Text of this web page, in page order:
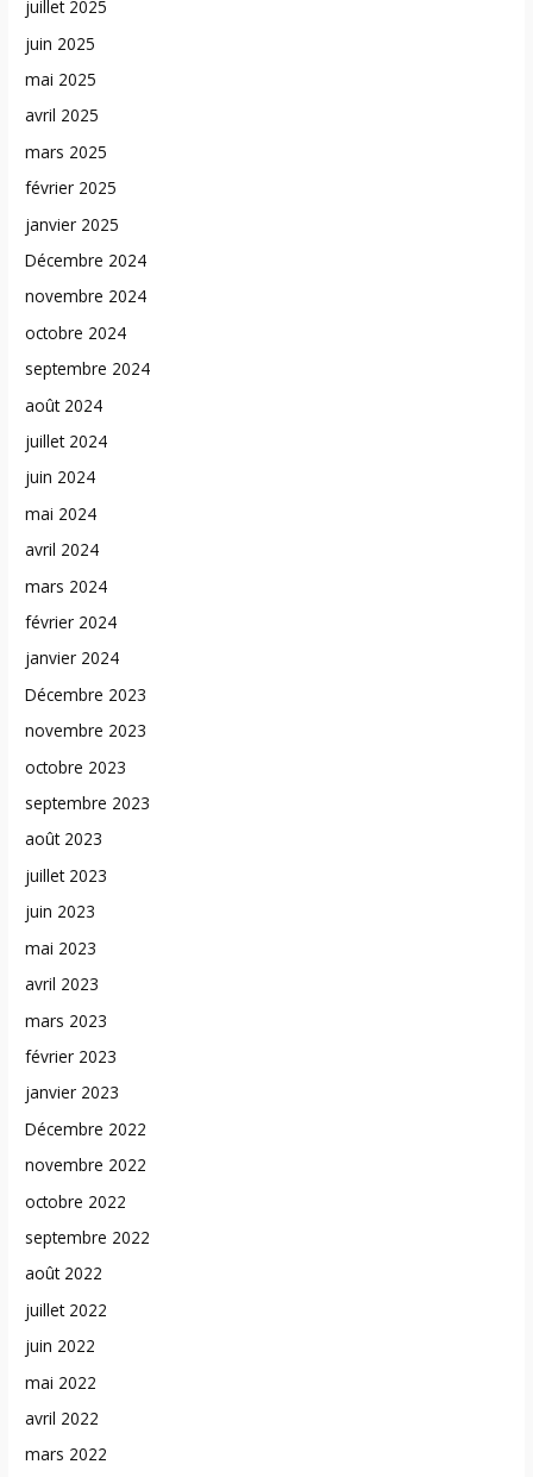
juillet 2025
juin 2025
mai 2025
avril 2025
mars 2025
février 2025
janvier 2025
Décembre 2024
novembre 2024
octobre 2024
septembre 2024
août 2024
juillet 2024
juin 2024
mai 2024
avril 2024
mars 2024
février 2024
janvier 2024
Décembre 2023
novembre 2023
octobre 2023
septembre 2023
août 2023
juillet 2023
juin 2023
mai 2023
avril 2023
mars 2023
février 2023
janvier 2023
Décembre 2022
novembre 2022
octobre 2022
septembre 2022
août 2022
juillet 2022
juin 2022
mai 2022
avril 2022
mars 2022